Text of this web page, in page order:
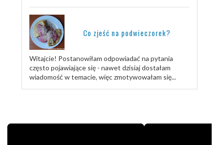
Co zjeść na podwieczorek?
Witajcie! Postanowiłam odpowiadać na pytania
często pojawiające się - nawet dzisiaj dostałam
wiadomość w temacie, więc zmotywowałam się...